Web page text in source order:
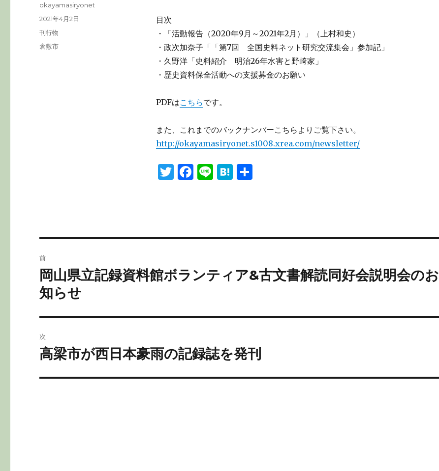
目次
・「活動報告（2020年9月～2021年2月）」（上村和史）
・政次加奈子「「第7回 全国史料ネット研究交流集会」参加記」
・久野洋「史料紹介 明治26年水害と野﨑家」
・歴史資料保全活動への支援募金のお願い
PDFはこちらです。
また、これまでのバックナンバーこちらよりご覧下さい。
http://okayamasiryonet.s1008.xrea.com/newsletter/
T
r
F
b
o
k
Li H
a
共
投
okayamasiryonet
投
稿
2021年4月2日
カ
テ
刊行物
タ
倉敷市
稿
ナ
ゲ
ー
前
前
の
投
稿:
岡山県立記録資料館ボランティア&古文書解読同好会説明会のお
知らせ
次
次
投
高梁市が西日本豪雨の記録誌を発刊